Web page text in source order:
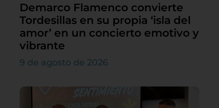
Demarco Flamenco convierte
Tordesillas en su propia ‘isla del
amor’ en un concierto emotivo y
vibrante
9 de agosto de 2026